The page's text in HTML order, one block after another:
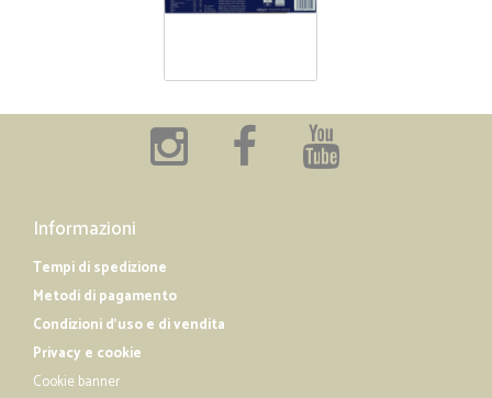
Informazioni
Tempi di spedizione
Metodi di pagamento
Condizioni d'uso e di vendita
Privacy e cookie
Cookie banner